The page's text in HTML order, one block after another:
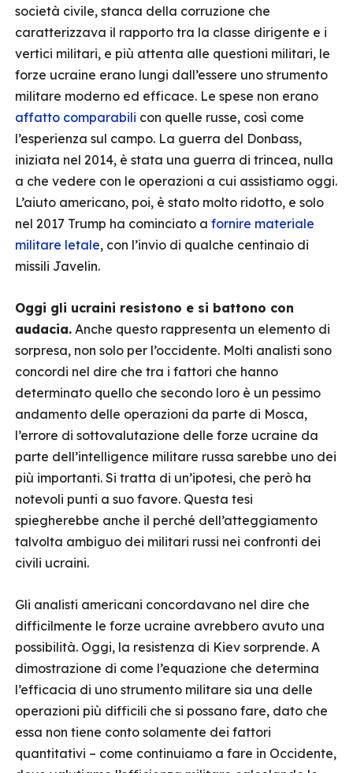
società civile, stanca della corruzione che
caratterizzava il rapporto tra la classe dirigente e i
vertici militari, e più attenta alle questioni militari, le
forze ucraine erano lungi dall’essere uno strumento
militare moderno ed efficace. Le spese non erano
affatto comparabili con quelle russe, così come
l’esperienza sul campo. La guerra del Donbass,
iniziata nel 2014, è stata una guerra di trincea, nulla
a che vedere con le operazioni a cui assistiamo oggi.
L’aiuto americano, poi, è stato molto ridotto, e solo
nel 2017 Trump ha cominciato a fornire materiale
militare letale, con l’invio di qualche centinaio di
missili Javelin.
Oggi gli ucraini resistono e si battono con
audacia. Anche questo rappresenta un elemento di
sorpresa, non solo per l’occidente. Molti analisti sono
concordi nel dire che tra i fattori che hanno
determinato quello che secondo loro è un pessimo
andamento delle operazioni da parte di Mosca,
l’errore di sottovalutazione delle forze ucraine da
parte dell’intelligence militare russa sarebbe uno dei
più importanti. Si tratta di un’ipotesi, che però ha
notevoli punti a suo favore. Questa tesi
spiegherebbe anche il perché dell’atteggiamento
talvolta ambiguo dei militari russi nei confronti dei
civili ucraini.
Gli analisti americani concordavano nel dire che
difficilmente le forze ucraine avrebbero avuto una
possibilità. Oggi, la resistenza di Kiev sorprende. A
dimostrazione di come l’equazione che determina
l’efficacia di uno strumento militare sia una delle
operazioni più difficili che si possano fare, dato che
essa non tiene conto solamente dei fattori
quantitativi – come continuiamo a fare in Occidente,